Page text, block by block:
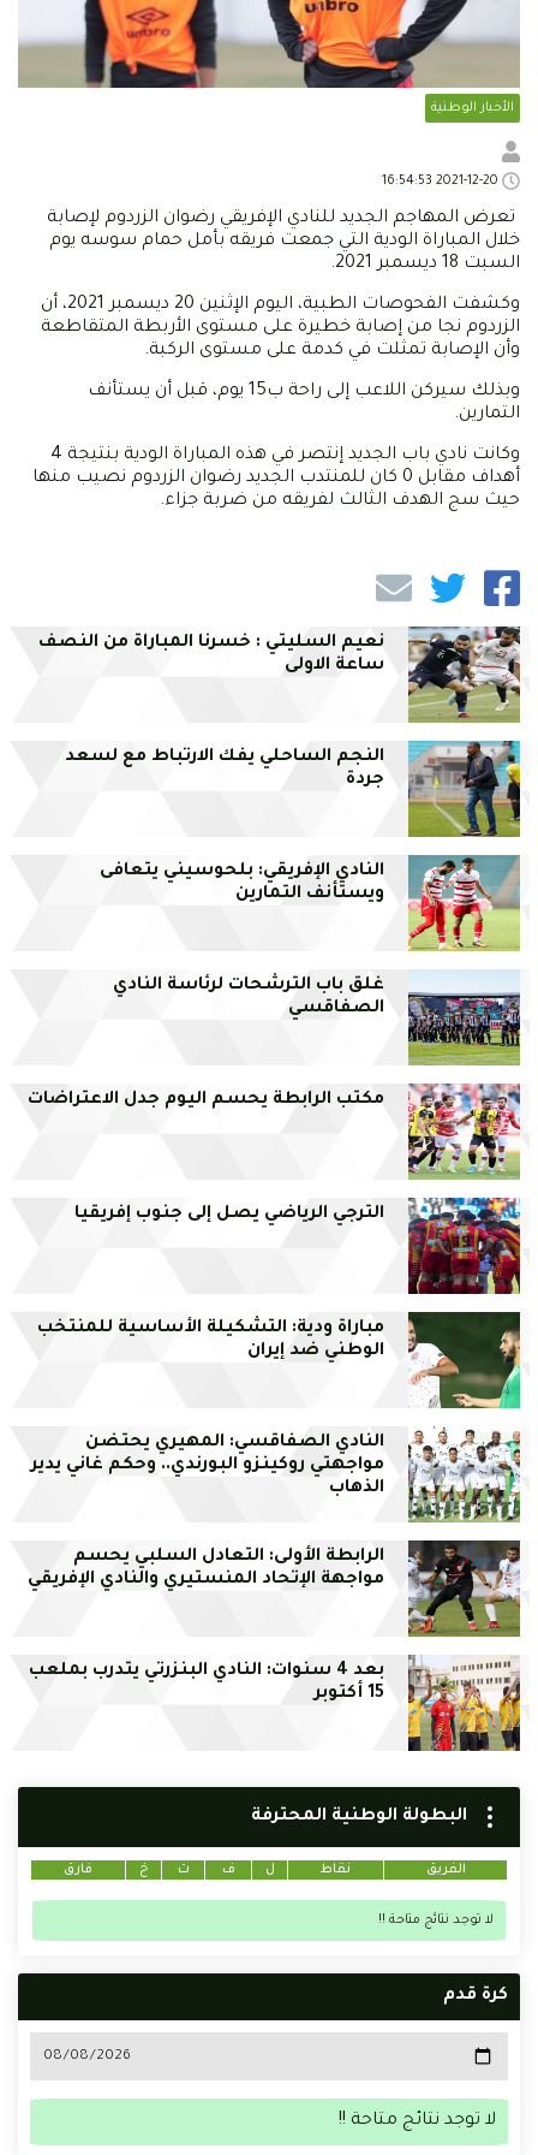
الأخبار الوطنية
تعرض المهاجم الجديد للنادي الإفريقي رضوان الزردوم لإصابة
خلال المباراة الودية التي جمعت فريقه بأمل حمام سوسه يوم
السبت 18 ديسمبر 2021.
وكشفت الفحوصات الطبية، اليوم الإثنين 20 ديسمبر 2021، أن
الزردوم نجا من إصابة خطيرة على مستوى الأربطة المتقاطعة
وأن الإصابة تمثلت في كدمة على مستوى الركبة.
وبذلك سيركن اللاعب إلى راحة ب15 يوم، قبل أن يستأنف
التمارين.
وكانت نادي باب الجديد إنتصر في هذه المباراة الودية بنتيجة 4
أهداف مقابل 0 كان للمنتدب الجديد رضوان الزردوم نصيب منها
حيث سج الهدف الثالث لفريقه من ضربة جزاء.
نعيم السليتي : خسرنا المباراة من النصف
ساعة الاولى
النجم الساحلي يفك الارتباط مع لسعد
جردة
النادي الإفريقي: بلحوسيني يتعافى
ويستأنف التمارين
غلق باب الترشحات لرئاسة النادي
الصفاقسي
مكتب الرابطة يحسم اليوم جدل الاعتراضات
الترجي الرياضي يصل إلى جنوب إفريقيا
مباراة ودية: التشكيلة الأساسية للمنتخب
الوطني ضد إيران
النادي الصفاقسي: المهيري يحتضن
مواجهتي روكينزو البورندي.. وحكم غاني يدير
الذهاب
الرابطة الأولى: التعادل السلبي يحسم
مواجهة الإتحاد المنستيري والنادي الإفريقي
بعد 4 سنوات: النادي البنزرتي يتدرب بملعب
15 أكتوبر
البطولة الوطنية المحترفة
الفريق نقاط ل ف ت خ فارق
لا توجد نتائج متاحة !!
كرة قدم
لا توجد نتائج متاحة !!